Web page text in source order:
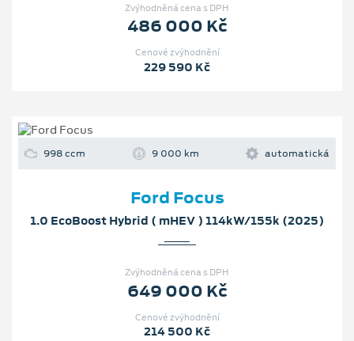
Zvýhodněná cena s DPH
486 000 Kč
Cenové zvýhodnění
229 590 Kč
998 ccm 9 000 km automatická
Ford Focus
1.0 EcoBoost Hybrid ( mHEV ) 114kW/155k (2025)
Zvýhodněná cena s DPH
649 000 Kč
Cenové zvýhodnění
214 500 Kč